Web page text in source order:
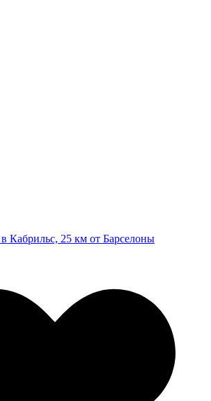
Кабрильс, 25 км от Барселоны